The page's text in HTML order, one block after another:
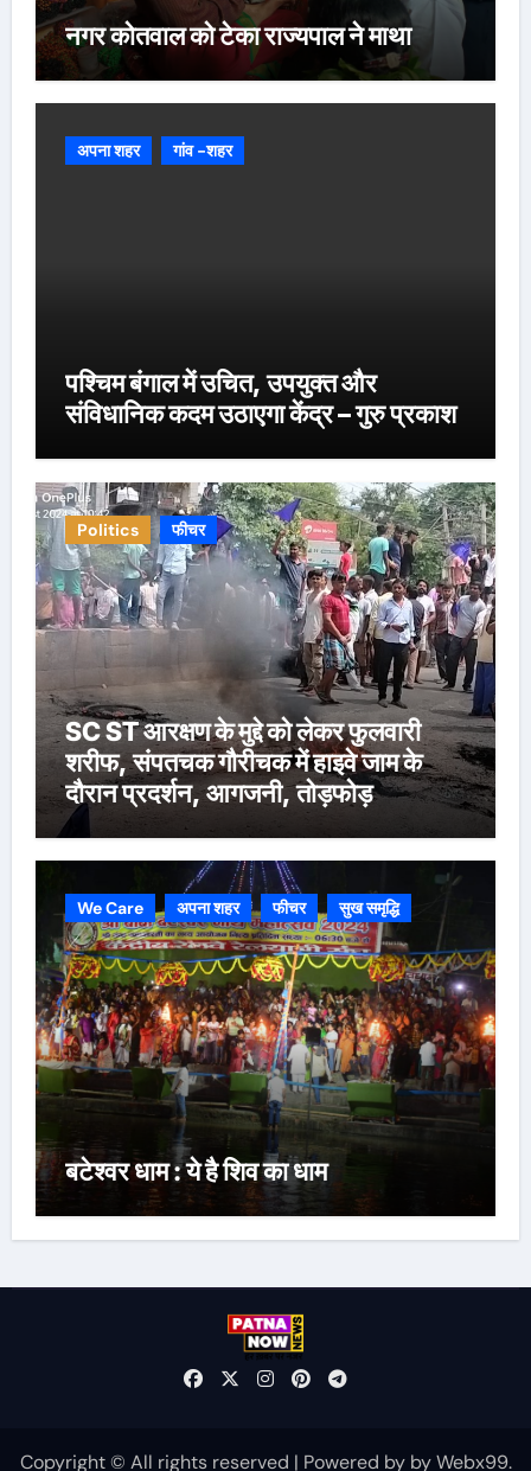
नगर कोतवाल को टेका राज्यपाल ने माथा
अपना शहर गांव -शहर
पश्चिम बंगाल में उचित, उपयुक्त और
संविधानिक कदम उठाएगा केंद्र – गुरु प्रकाश
Politics फीचर
SC ST आरक्षण के मुद्दे को लेकर फुलवारी
शरीफ, संपतचक गौरीचक में हाइवे जाम के
दौरान प्रदर्शन, आगजनी, तोड़फोड़
We Care अपना शहर फीचर सुख समृद्धि
बटेश्वर धाम : ये है शिव का धाम
Copyright © All rights reserved | Powered by byWebx99.